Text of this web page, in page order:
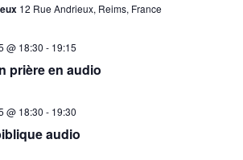
12 Rue Andrieux, Reims, France
prière en audio
@ 18:30 - 19:15
audio
@ 18:30 - 19:30